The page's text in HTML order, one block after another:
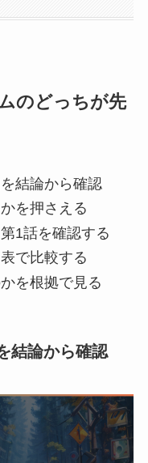
のどっちが先
結論から確認
を押さえる
1話を確認する
で比較する
を根拠で見る
結論から確認